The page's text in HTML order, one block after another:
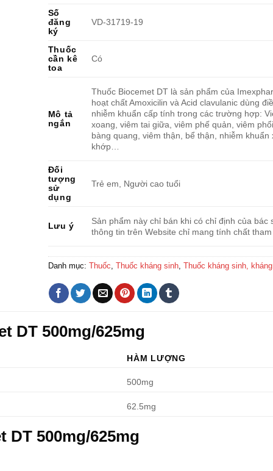
Số
đăng
ký
VD-31719-19
Thuốc
cần kê
toa
Có
Mô tả
ngắn
Thuốc Biocemet DT là sản phẩm của
hoạt chất Amoxicilin và Acid clavulanic dùng
nhiễm khuẩn cấp tính trong các trường hợp:
xoang, viêm tai giữa, viêm phế quản, viêm
bàng quang, viêm thận, bể thận, nhiễm khuẩn
khớp…
Đối
tượng
sử
dụng
Trẻ em, Người cao tuổi
Lưu ý
Sản phẩm này chỉ bán khi có chỉ định của bác
thông tin trên Website chỉ mang tính chất
Danh mục: Thuốc, Thuốc kháng sinh, Thuốc kháng sinh,
DT 500mg/625mg
HÀM LƯỢNG
500mg
62.5mg
DT 500mg/625mg